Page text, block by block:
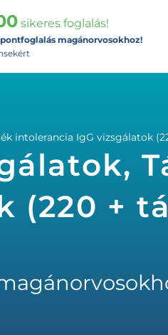
sikeres foglalás!
magánorvosokhoz!
intolerancia IgG vizsgálatok
(220 +